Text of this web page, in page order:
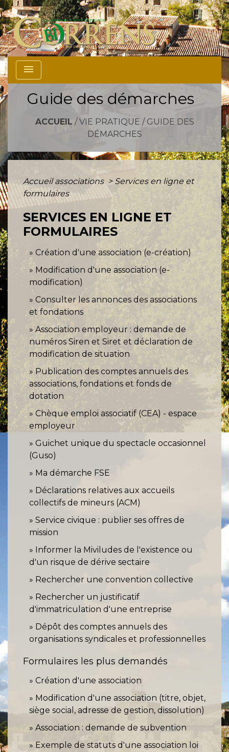
menu
Guide des démarches
ACCUEIL / VIE PRATIQUE / GUIDE DES
DÉMARCHES
Accueil associations > Services en ligne et
formulaires
SERVICES EN LIGNE ET
FORMULAIRES
Création d'une association (e-création)
Modification d'une association (e-
modification)
Consulter les annonces des associations
et fondations
Association employeur : demande de
numéros Siren et Siret et déclaration de
modification de situation
Publication des comptes annuels des
associations, fondations et fonds de
dotation
Chèque emploi associatif (CEA) - espace
employeur
Guichet unique du spectacle occasionnel
(Guso)
Ma démarche FSE
Déclarations relatives aux accueils
collectifs de mineurs (ACM)
Service civique : publier ses offres de
mission
Informer la Miviludes de l'existence ou
d'un risque de dérive sectaire
Rechercher une convention collective
Rechercher un justificatif
d'immatriculation d'une entreprise
Dépôt des comptes annuels des
organisations syndicales et professionnelles
Formulaires les plus demandés
Création d'une association
Modification d'une association (titre, objet,
siège social, adresse de gestion, dissolution)
Association : demande de subvention
Exemple de statuts d'une association loi